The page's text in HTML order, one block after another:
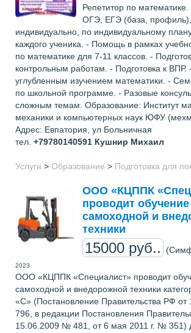
Репетитор по математике.
ОГЭ, ЕГЭ (база,
индивидуально, по индивидуальному
каждого ученика. - Помощь в рамках
по математике для 7-11 классов. -
контрольным работам. - Подготовка к ВПР.
углубленным изучением математики. -
по школьной программе. - Разовые
сложным темам. Образование: Институт
механики и компьютерных наук ЮФУ
Адрес: Евпатория, ул Больничная
тел. +79780140591 Кушнир Михаил
Услуги > Образование > Подготовка для
ООО «КЦППК
проводит
самоходной и
техники
15000 руб..
2023
ООО «КЦППК «Специалист» проводит
самоходной и внедорожной техники
«С» (Постановление Правительства РФ
796, в редакции Постановления
15.06.2009 № 481, от 6 мая 2011 г. № 351)